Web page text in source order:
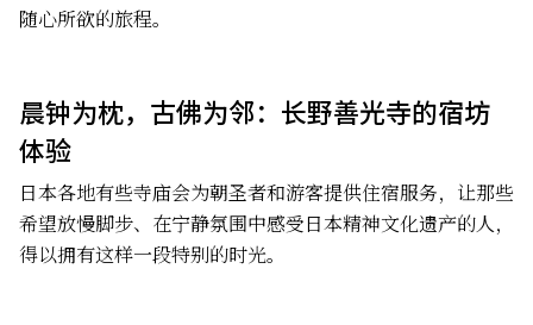
随心所欲的旅程。
晨钟为枕，古佛为邻：长野善光寺的宿坊
体验
日本各地有些寺庙会为朝圣者和游客提供住宿服务，让那些
希望放慢脚步、在宁静氛围中感受日本精神文化遗产的人，
得以拥有这样一段特别的时光。